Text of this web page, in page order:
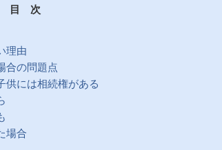
目 次
理由
合の問題点
供には相続権がある
場合